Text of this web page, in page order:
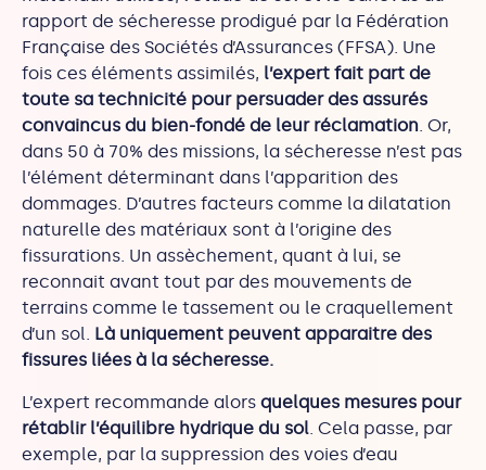
rapport de sécheresse prodigué par la Fédération
Française des Sociétés d’Assurances (FFSA). Une
fois ces éléments assimilés, l’expert fait part de
toute sa technicité pour persuader des assurés
convaincus du bien-fondé de leur réclamation. Or,
dans 50 à 70% des missions, la sécheresse n’est pas
l’élément déterminant dans l’apparition des
dommages. D’autres facteurs comme la dilatation
naturelle des matériaux sont à l’origine des
fissurations. Un assèchement, quant à lui, se
reconnait avant tout par des mouvements de
terrains comme le tassement ou le craquellement
d’un sol. Là uniquement peuvent apparaitre des
fissures liées à la sécheresse.
L’expert recommande alors quelques mesures pour
rétablir l’équilibre hydrique du sol. Cela passe, par
exemple, par la suppression des voies d’eau